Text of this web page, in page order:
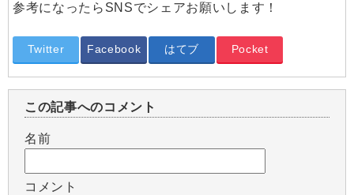
参考になったらSNSでシェアお願いします！
Twitter Facebook はてブ Pocket
この記事へのコメント
名前
コメント